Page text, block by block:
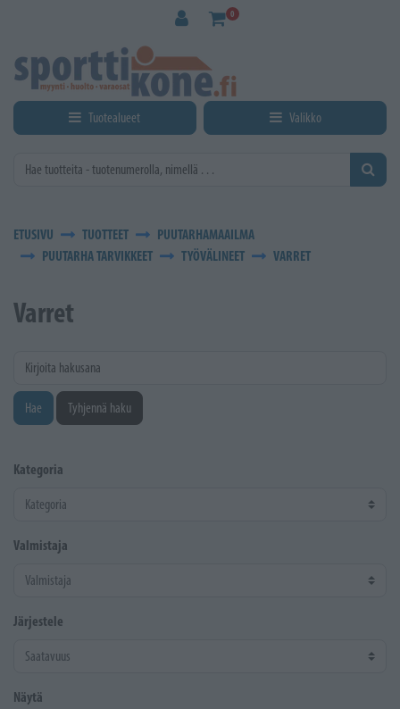
0
Tuotealueet Valikko
ETUSIVU TUOTTEET
PUUTARHAMAAILMA
PUUTARHA TARVIKKEET
TYÖVÄLINEET VARRET
Varret
Kirjoita hakusana
Hae Tyhjennä haku
Kategoria
Valmistaja
Järjestele
Näytä